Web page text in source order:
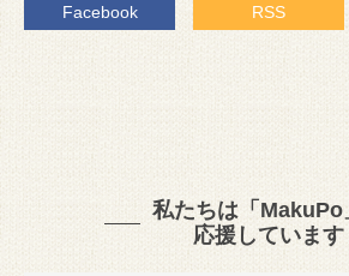
Facebook RSS
私たちは「MakuPo
応援しています